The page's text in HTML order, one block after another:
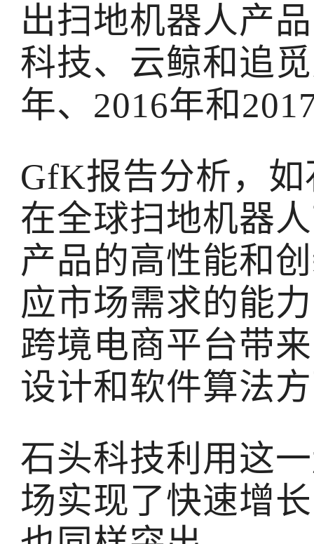
出扫地机器人产
科技、云鲸和追
年、2016年和
GfK报告分析，
在全球扫地机器
产品的高性能和
应市场需求的能
跨境电商平台带
设计和软件算法
石头科技利用这
场实现了快速增